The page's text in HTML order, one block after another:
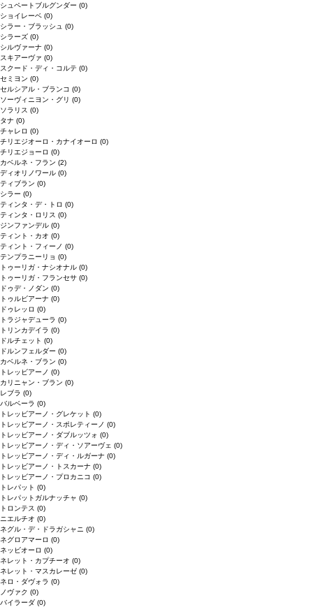
シュペートブルグンダー (0)
ショイレーベ (0)
シラー・ブラッシュ (0)
シラーズ (0)
シルヴァーナ (0)
スキアーヴァ (0)
スクード・ディ・コルテ (0)
セミヨン (0)
セルシアル・ブランコ (0)
ソーヴィニヨン・グリ (0)
ソラリス (0)
タナ (0)
チャレロ (0)
チリエジオーロ・カナイオーロ (0)
チリエジョーロ (0)
カベルネ・フラン (2)
ディオリノワール (0)
ティブラン (0)
シラー (0)
ティンタ・デ・トロ (0)
ティンタ・ロリス (0)
ジンファンデル (0)
ティント・カオ (0)
ティント・フィーノ (0)
テンプラニーリョ (0)
トゥーリガ・ナシオナル (0)
トゥーリガ・フランセサ (0)
ドゥデ・ノダン (0)
トゥルビアーナ (0)
ドゥレッロ (0)
トラジャデューラ (0)
トリンカデイラ (0)
ドルチェット (0)
ドルンフェルダー (0)
カベルネ・ブラン (0)
トレッビアーノ (0)
カリニャン・ブラン (0)
レブラ (0)
バルベーラ (0)
トレッビアーノ・グレケット (0)
トレッビアーノ・スポレティーノ (0)
トレッビアーノ・ダブルッツォ (0)
トレッビアーノ・ディ・ソアーヴェ (0)
トレッビアーノ・ディ・ルガーナ (0)
トレッビアーノ・トスカーナ (0)
トレッビアーノ・プロカニコ (0)
トレパット (0)
トレパットガルナッチャ (0)
トロンテス (0)
ニエルチオ (0)
ネグル・デ・ドラガシャニ (0)
ネグロアマーロ (0)
ネッビオーロ (0)
ネレット・カプチーオ (0)
ネレット・マスカレーゼ (0)
ネロ・ダヴォラ (0)
ノヴァク (0)
バイラーダ (0)